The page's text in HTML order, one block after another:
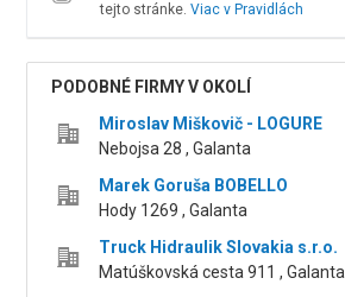
tejto stránke. Viac v Pravidlách
PODOBNÉ FIRMY V OKOLÍ
Miroslav Miškovič - LOGURE
Nebojsa 28 , Galanta
Marek Goruša BOBELLO
Hody 1269 , Galanta
Truck Hidraulik Slovakia s.r.o.
Matúškovská cesta 911 , Galanta